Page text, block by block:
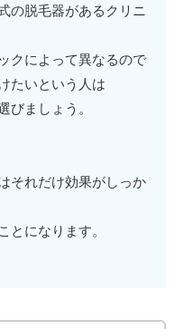
の脱毛器があるクリニ
クによって異なるので
たいという人は
びましょう。
それだけ効果がしっか
とになります。